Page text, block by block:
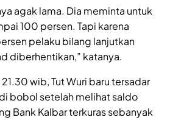
agak lama. Dia meminta untuk
100 persen. Tapi karena
pelaku bilang lanjutkan
diberhentikan,” katanya.
wib, Tut Wuri baru tersadar
bobol setelah melihat saldo
Bank Kalbar terkuras sebanyak